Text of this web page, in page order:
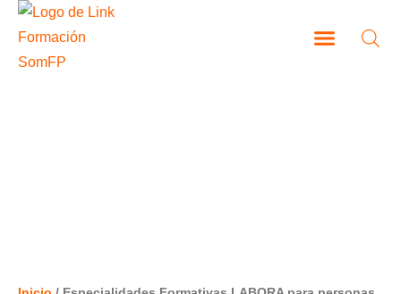
contenido